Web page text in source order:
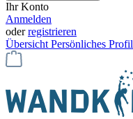
Ihr Konto
Anmelden
oderregistrieren
Übersicht Persönliches Profil